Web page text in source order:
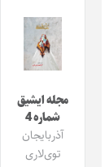
مجله ایشیق
شماره 4
آذربایجان
توی‌لاری